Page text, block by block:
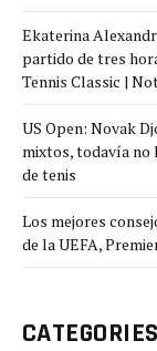
Ekaterina
partido de tres
Tennis Classic |
US Open: Novak
mixtos, todavía no
de tenis
Los mejores
de la UEFA,
CATEGORIES